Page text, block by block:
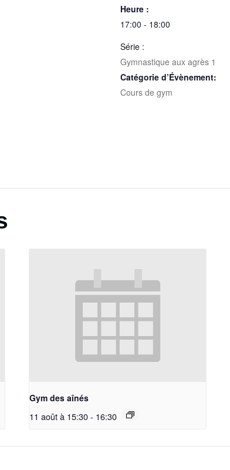
Heure :
17:00 - 18:00
Série :
Gymnastique aux agrès 1
Catégorie d’Évènement:
Cours de gym
Gym des aînés
11 août à 15:30 - 16:30